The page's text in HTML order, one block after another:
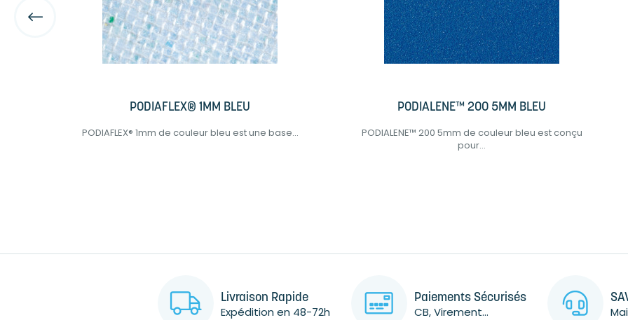
PODIAFLEX® 1MM BLEU
PODIAFLEX® 1mm de couleur bleu est une base...
PODIALENE™ 200 5MM BLEU
PODIALENE™ 200 5mm de couleur bleu est conçu
pour...
Livraison Rapide
Expédition en 48-72h
Paiements Sécurisés
CB, Virement...